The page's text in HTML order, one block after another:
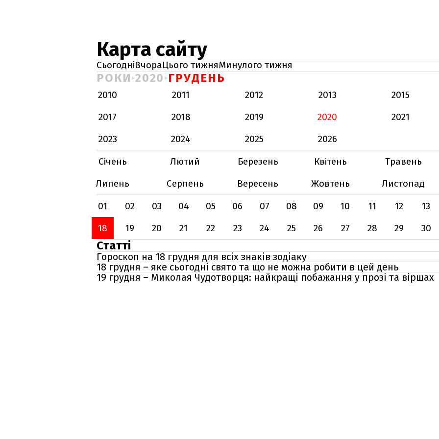
Карта сайту
СьогодніВчораЦього тижняМинулого тижня
РОКИ 2020 ГРУДЕНЬ
2010 2011 2012 2013
2015
2017
2018 2019 2020
2021
2023
2024 2025
2026
Січень
Лютий Березень Квітень
Травень
Липень
Серпень Вересень Жовтень
Листопад
01
02 03 04 05 06 07 08 09 10 11 12
13
18
19 20 21 22 23 24 25 26 27 28 29 30
Статті
Гороскоп на 18 грудня для всіх знаків зодіаку
18 грудня – яке сьогодні свято та що не можна робити в цей день
19 грудня – Миколая Чудотворця: найкращі побажання у прозі та віршах